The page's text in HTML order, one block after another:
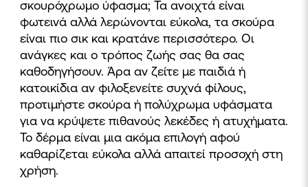
σκουρόχρωμο ύφασμα; Τα ανοιχτά είναι
φωτεινά αλλά λερώνονται εύκολα, τα σκούρα
είναι πιο σικ και κρατάνε περισσότερο. Οι
ανάγκες και ο τρόπος ζωής σας θα σας
καθοδηγήσουν. Άρα αν ζείτε με παιδιά ή
κατοικίδια αν φιλοξενείτε συχνά φίλους,
προτιμήστε σκούρα ή πολύχρωμα υφάσματα
για να κρύψετε πιθανούς λεκέδες ή ατυχήματα.
Το δέρμα είναι μια ακόμα επιλογή αφού
καθαρίζεται εύκολα αλλά απαιτεί προσοχή στη
χρήση.